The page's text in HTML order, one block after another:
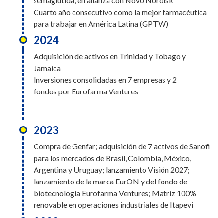
Cuarto año consecutivo como la mejor farmacéutica
para trabajar en América Latina (GPTW)
2024
Adquisición de activos en Trinidad y Tobago y
Jamaica
Inversiones consolidadas en 7 empresas y 2
fondos por Eurofarma Ventures
2023
Compra de Genfar; adquisición de 7 activos de Sanofi
para los mercados de Brasil, Colombia, México,
Argentina y Uruguay; lanzamiento Visión 2027;
lanzamiento de la marca EurON y del fondo de
biotecnología Eurofarma Ventures; Matriz 100%
renovable en operaciones industriales de Itapevi